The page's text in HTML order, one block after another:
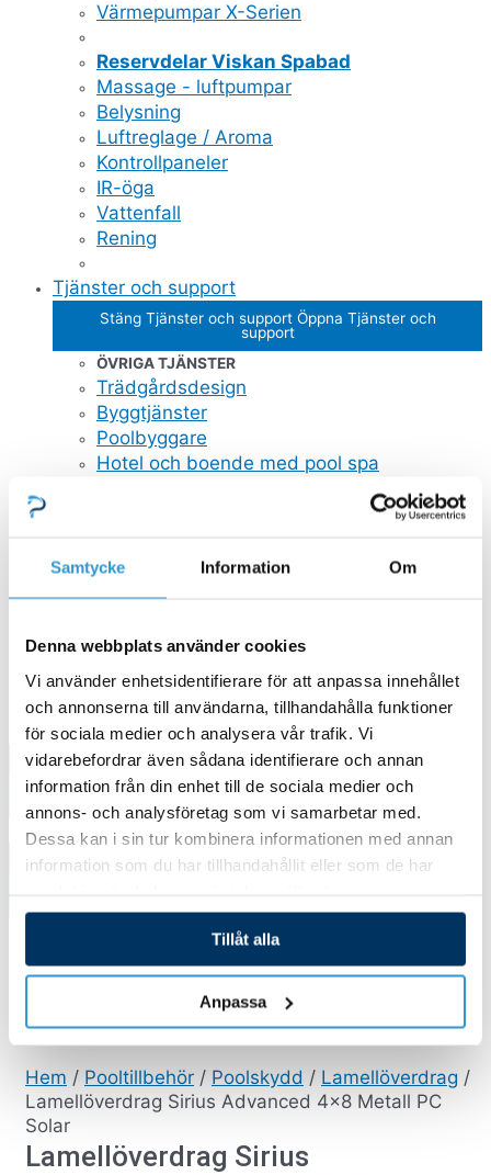
Samtycke Information Om
Denna webbplats använder cookies
Vi använder enhetsidentifierare för att anpassa innehållet
och annonserna till användarna, tillhandahålla funktioner
för sociala medier och analysera vår trafik. Vi
vidarebefordrar även sådana identifierare och annan
information från din enhet till de sociala medier och
annons- och analysföretag som vi samarbetar med.
Dessa kan i sin tur kombinera informationen med annan
information som du har tillhandahållit eller som de har
Tillåt alla
Anpassa
Värmepumpar X-Serien
Reservdelar Viskan Spabad
Massage - luftpumpar
Belysning
Luftreglage / Aroma
Kontrollpaneler
IR-öga
Vattenfall
Rening
Tjänster och support
Stäng Tjänster och support Öppna Tjänster och
support
ÖVRIGA TJÄNSTER
Trädgårdsdesign
Byggtjänster
Poolbyggare
Hotel och boende med pool spa
MANUALER OCH BROSCHYRER
Materialpaket Thermopool
Boka Servicetjänster pool och spabad
Teckna serviceavtal pool och spabad
Kampanjer
0,00 kr 0 Varukorg
/Poolskydd
g/ Lamellöverdrag Sirius Advanced 4×8 Metall
Hem / Pooltillbehör / Poolskydd / Lamellöverdrag /
Lamellöverdrag Sirius Advanced 4×8 Metall PC
Solar
Lamellöverdrag Sirius